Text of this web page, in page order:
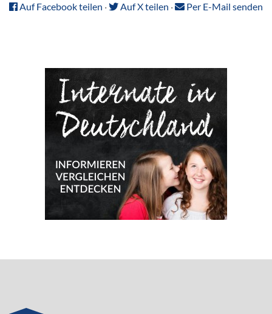
Auf Facebook teilen · Auf X teilen · Per E-Mail senden